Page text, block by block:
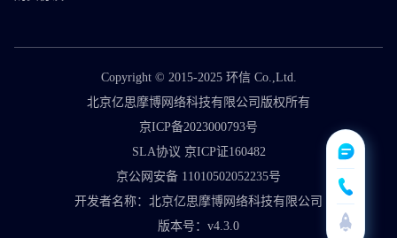
Copyright © 2015-2025 环信 Co.,Ltd.
北京亿思摩博网络科技有限公司版权所有
京ICP备2023000793号
SLA协议 京ICP证160482
京公网安备 11010502052235号
开发者名称：北京亿思摩博网络科技有限公司
版本号：v4.3.0